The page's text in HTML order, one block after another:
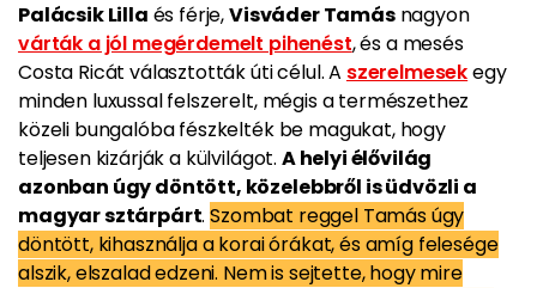
Palácsik Lilla és férje,Visváder Tamásnagyon
várták a jól megérdemelt pihenést, és a mesés
Costa Ricát választották úti célul. A szerelmesekegy
minden luxussal felszerelt, mégis a természethez
közeli bungalóba fészkelték be magukat, hogy
teljesen kizárják a külvilágot. A helyi élővilág
azonban úgy döntött, közelebbről is üdvözli a
magyar sztárpárt.Szombat reggel Tamás úgy
döntött, kihasználja a korai órákat, és amíg felesége
alszik, elszalad edzeni. Nem is sejtette, hogy mire